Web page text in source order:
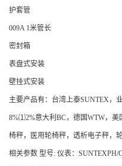
护套管
009A 1米管长
密封箱
表盘式安装
壁挂式安装
主要产品有：台湾上泰SUNTEX，
8%⑴2%意大利BC，德国WTW，
椅秤，医用轮椅秤，透析电子秤，
相关参数 型号: 仪表：SUNTEXPH/